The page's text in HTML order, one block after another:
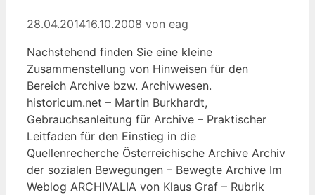
28.04.201416.10.2008 von eag
Nachstehend finden Sie eine kleine
Zusammenstellung von Hinweisen für den
Bereich Archive bzw. Archivwesen.
historicum.net – Martin Burkhardt,
Gebrauchsanleitung für Archive – Praktischer
Leitfaden für den Einstieg in die
Quellenrecherche Österreichische Archive Archiv
der sozialen Bewegungen – Bewegte Archive Im
Weblog ARCHIVALIA von Klaus Graf – Rubrik